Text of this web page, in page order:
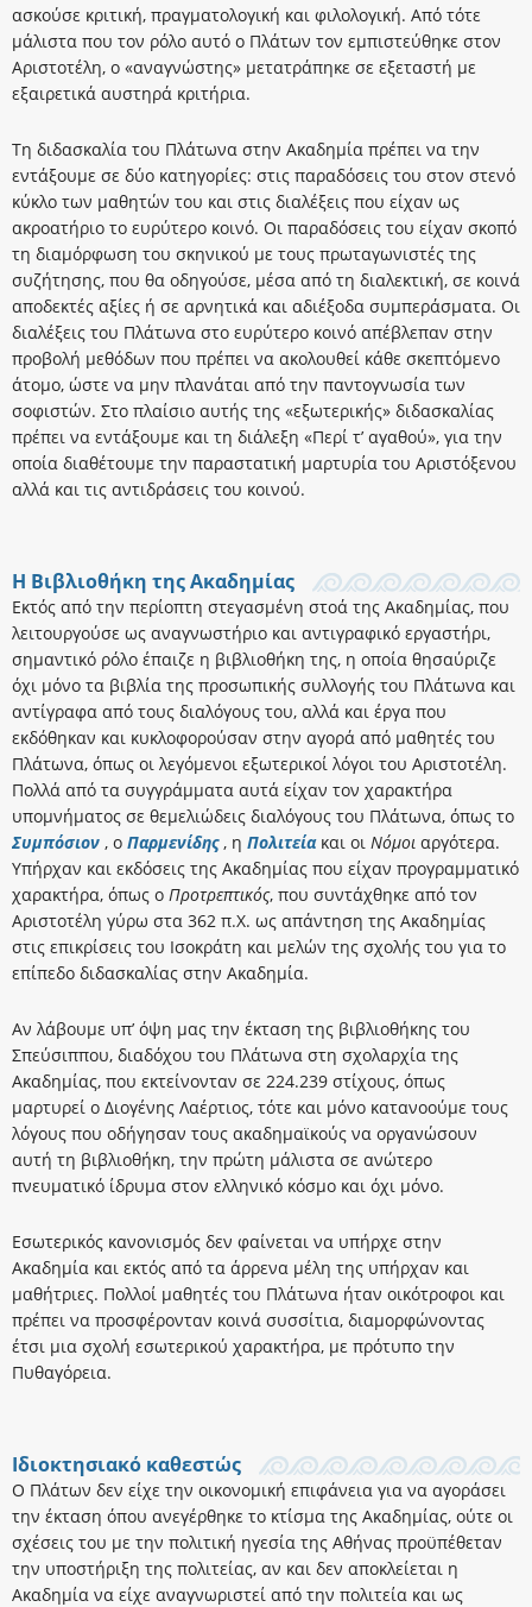
ασκούσε κριτική, πραγματολογική και φιλολογική. Από τότε
μάλιστα που τον ρόλο αυτό ο Πλάτων τον εμπιστεύθηκε στον
Αριστοτέλη, ο «αναγνώστης» μετατράπηκε σε εξεταστή με
εξαιρετικά αυστηρά κριτήρια.
Τη διδασκαλία του Πλάτωνα στην Ακαδημία πρέπει να την
εντάξουμε σε δύο κατηγορίες: στις παραδόσεις του στον στενό
κύκλο των μαθητών του και στις διαλέξεις που είχαν ως
ακροατήριο το ευρύτερο κοινό. Οι παραδόσεις του είχαν σκοπό
τη διαμόρφωση του σκηνικού με τους πρωταγωνιστές της
συζήτησης, που θα οδηγούσε, μέσα από τη διαλεκτική, σε κοινά
αποδεκτές αξίες ή σε αρνητικά και αδιέξοδα συμπεράσματα. Οι
διαλέξεις του Πλάτωνα στο ευρύτερο κοινό απέβλεπαν στην
προβολή μεθόδων που πρέπει να ακολουθεί κάθε σκεπτόμενο
άτομο, ώστε να μην πλανάται από την παντογνωσία των
σοφιστών. Στο πλαίσιο αυτής της «εξωτερικής» διδασκαλίας
πρέπει να εντάξουμε και τη διάλεξη «Περί τ’ αγαθού», για την
οποία διαθέτουμε την παραστατική μαρτυρία του Αριστόξενου
αλλά και τις αντιδράσεις του κοινού.
Η Βιβλιοθήκη της Ακαδημίας
Εκτός από την περίοπτη στεγασμένη στοά της Ακαδημίας, που
λειτουργούσε ως αναγνωστήριο και αντιγραφικό εργαστήρι,
σημαντικό ρόλο έπαιζε η βιβλιοθήκη της, η οποία θησαύριζε
όχι μόνο τα βιβλία της προσωπικής συλλογής του Πλάτωνα και
αντίγραφα από τους διαλόγους του, αλλά και έργα που
εκδόθηκαν και κυκλοφορούσαν στην αγορά από μαθητές του
Πλάτωνα, όπως οι λεγόμενοι εξωτερικοί λόγοι του Αριστοτέλη.
Πολλά από τα συγγράμματα αυτά είχαν τον χαρακτήρα
υπομνήματος σε θεμελιώδεις διαλόγους του Πλάτωνα, όπως το
Συμπόσιον , ο Παρμενίδης , η Πολιτεία και οι Νόμοι αργότερα.
Υπήρχαν και εκδόσεις της Ακαδημίας που είχαν προγραμματικό
χαρακτήρα, όπως ο Προτρεπτικός, που συντάχθηκε από τον
Αριστοτέλη γύρω στα 362 π.Χ. ως απάντηση της Ακαδημίας
στις επικρίσεις του Ισοκράτη και μελών της σχολής του για το
επίπεδο διδασκαλίας στην Ακαδημία.
Αν λάβουμε υπ’ όψη μας την έκταση της βιβλιοθήκης του
Σπεύσιππου, διαδόχου του Πλάτωνα στη σχολαρχία της
Ακαδημίας, που εκτείνονταν σε 224.239 στίχους, όπως
μαρτυρεί ο Διογένης Λαέρτιος, τότε και μόνο κατανοούμε τους
λόγους που οδήγησαν τους ακαδημαϊκούς να οργανώσουν
αυτή τη βιβλιοθήκη, την πρώτη μάλιστα σε ανώτερο
πνευματικό ίδρυμα στον ελληνικό κόσμο και όχι μόνο.
Εσωτερικός κανονισμός δεν φαίνεται να υπήρχε στην
Ακαδημία και εκτός από τα άρρενα μέλη της υπήρχαν και
μαθήτριες. Πολλοί μαθητές του Πλάτωνα ήταν οικότροφοι και
πρέπει να προσφέρονταν κοινά συσσίτια, διαμορφώνοντας
έτσι μια σχολή εσωτερικού χαρακτήρα, με πρότυπο την
Πυθαγόρεια.
Ιδιοκτησιακό καθεστώς
Ο Πλάτων δεν είχε την οικονομική επιφάνεια για να αγοράσει
την έκταση όπου ανεγέρθηκε το κτίσμα της Ακαδημίας, ούτε οι
σχέσεις του με την πολιτική ηγεσία της Αθήνας προϋπέθεταν
την υποστήριξη της πολιτείας, αν και δεν αποκλείεται η
Ακαδημία να είχε αναγνωριστεί από την πολιτεία και ως